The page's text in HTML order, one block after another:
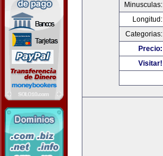
Minusculas:
Longitud:
Categorias:
Precio:
Visitar!